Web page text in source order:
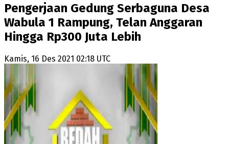
Pengerjaan Gedung Serbaguna Desa
Wabula 1 Rampung, Telan Anggaran
Hingga Rp300 Juta Lebih
Kamis, 16 Des 2021 02:18 UTC